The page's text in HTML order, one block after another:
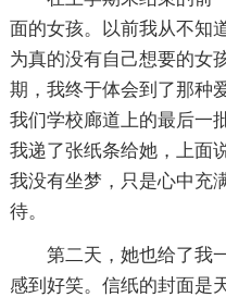
面的女孩。以前我从不知
为真的没有自己想要的女
期，我终于体会到了那种
我们学校廊道上的最后一
我递了张纸条给她，上面
我没有坐梦，只是心中充
待。
第二天，她也给了我
感到好笑。信纸的封面是